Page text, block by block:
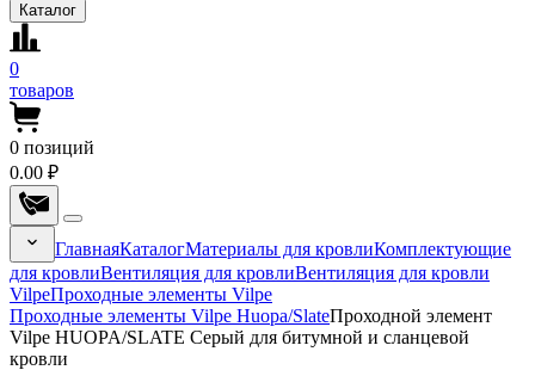
Каталог
0
товаров
0 позиций
0.00 ₽
ГлавнаяКаталогМатериалы для кровлиКомплектующие
для кровлиВентиляция для кровлиВентиляция для кровли
VilpeПроходные элементы Vilpe
Проходные элементы Vilpe Huopa/SlateПроходной элемент
Vilpe HUOPA/SLATE Серый для битумной и сланцевой
кровли